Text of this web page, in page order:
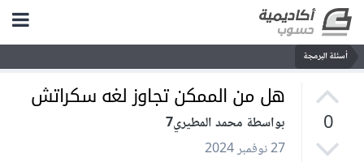
أسئلة البرمجة
0
هل من الممكن تجاوز لغه سكراتش
بواسطة محمد المطيري7
27 نوفمبر 2024